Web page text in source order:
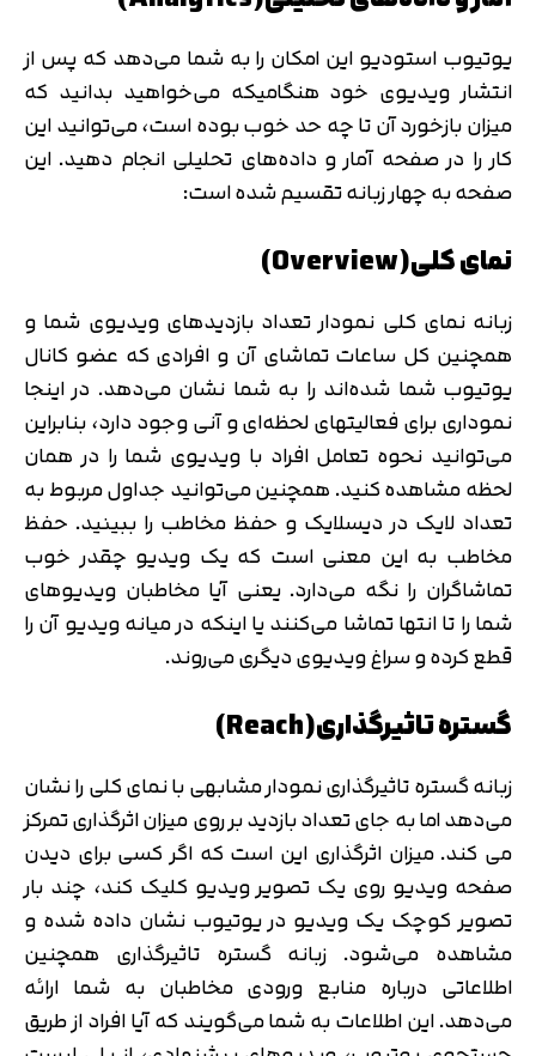
یوتیوب استودیو این امکان را به شما می‌دهد که پس از
انتشار ویدیوی خود هنگامیکه می‌خواهید بدانید که
میزان بازخورد آن تا چه حد خوب بوده است، می‌توانید این
کار را در صفحه آمار و داده‌های تحلیلی انجام دهید. این
صفحه به چهار زبانه تقسیم شده است:
نمای کلی(Overview)
زبانه نمای کلی نمودار تعداد بازدیدهای ویدیوی شما و
همچنین کل ساعات تماشای آن و افرادی که عضو کانال
یوتیوب شما شده‌اند را به شما نشان می‌دهد. در اینجا
نموداری برای فعالیتهای لحظه‌ای و آنی وجود دارد، بنابراین
می‌توانید نحوه تعامل افراد با ویدیوی شما را در همان
لحظه مشاهده کنید. همچنین می‌توانید جداول مربوط به
تعداد لایک در دیسلایک و حفظ مخاطب را ببینید. حفظ
مخاطب به این معنی است که یک ویدیو چقدر خوب
تماشاگران را نگه می‌دارد. یعنی آیا مخاطبان ویدیوهای
شما را تا انتها تماشا می‌کنند یا اینکه در میانه ویدیو آن را
قطع کرده و سراغ ویدیوی دیگری می‌روند.
گستره تاثیرگذاری(Reach)
زبانه گستره تاثیرگذاری نمودار مشابهی با نمای کلی را نشان
می‌دهد اما به جای تعداد بازدید بر روی میزان اثرگذاری تمرکز
می کند. میزان اثرگذاری این است که اگر کسی برای دیدن
صفحه ویدیو روی یک تصویر ویدیو کلیک کند، چند بار
تصویر کوچک یک ویدیو در یوتیوب نشان داده شده و
مشاهده می‌شود. زبانه گستره تاثیرگذاری همچنین
اطلاعاتی درباره منابع ورودی مخاطبان به شما ارائه
می‌دهد. این اطلاعات به شما می‌گویند که آیا افراد از طریق